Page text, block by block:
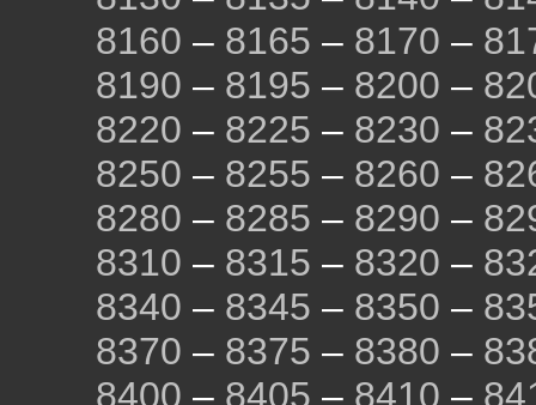
8160 – 8165 – 8170 –
8190 – 8195 – 8200 –
8220 – 8225 – 8230 –
8250 – 8255 – 8260 –
8280 – 8285 – 8290 –
8310 – 8315 – 8320 –
8340 – 8345 – 8350 –
8370 – 8375 – 8380 –
8400 – 8405 – 8410 –